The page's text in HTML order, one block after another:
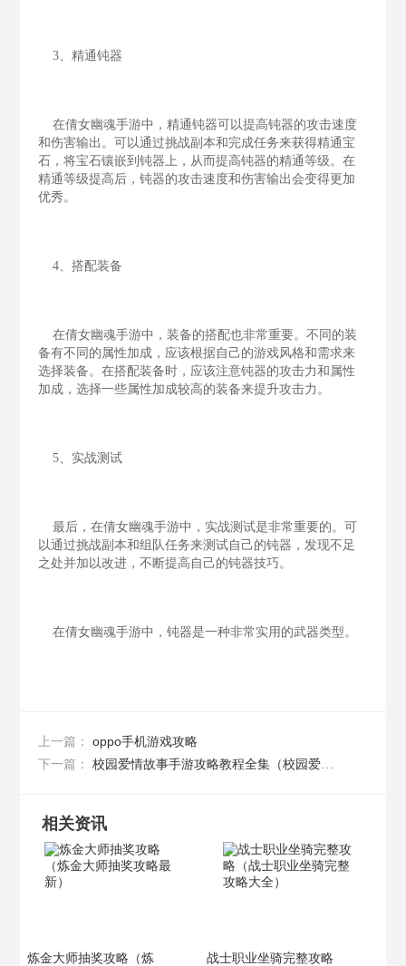
3、精通钝器
在倩女幽魂手游中，精通钝器可以提高钝器的攻击速度
和伤害输出。可以通过挑战副本和完成任务来获得精通宝
石，将宝石镶嵌到钝器上，从而提高钝器的精通等级。在
精通等级提高后，钝器的攻击速度和伤害输出会变得更加
优秀。
4、搭配装备
在倩女幽魂手游中，装备的搭配也非常重要。不同的装
备有不同的属性加成，应该根据自己的游戏风格和需求来
选择装备。在搭配装备时，应该注意钝器的攻击力和属性
加成，选择一些属性加成较高的装备来提升攻击力。
5、实战测试
最后，在倩女幽魂手游中，实战测试是非常重要的。可
以通过挑战副本和组队任务来测试自己的钝器，发现不足
之处并加以改进，不断提高自己的钝器技巧。
在倩女幽魂手游中，钝器是一种非常实用的武器类型。
上一篇： oppo手机游戏攻略
下一篇： 校园爱情故事手游攻略教程全集（校园爱情故事手游攻略教程全集免费）
相关资讯
炼金大师抽奖攻略（炼
战士职业坐骑完整攻略